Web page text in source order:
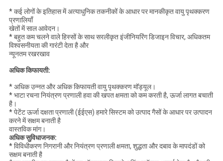
* कई लोगों के इतिहास में अत्याधुनिक तकनीकों के आधार पर मानकीकृत वायु पृथक्करण
प्रणालियाँ
खेतों में साल आवेदन।
* बहुत कम चलने वाले हिस्सों के साथ सरलीकृत इंजीनियरिंग डिजाइन विचार, अधिकतम
विश्वसनीयता की गारंटी देता है और
न्यूनतम रखरखाव
अधिक किफायती:
* अधिक उन्नत और अधिक किफायती वायु पृथक्करण मॉड्यूल।
* भाटा रचना नियंत्रण प्रणाली हवा की खपत क्षमता को कम करती है, ऊर्जा लागत बचाती
है।
* पेटेंट ऊर्जा दक्षता प्रणाली (ईईएस) हमारे सिस्टम को उत्पाद गैसों के आधार पर उत्पादन
करने में सक्षम बनाती है
वास्तविक मांग।
अधिक सुविधाजनक:
* विविधीकरण निगरानी और नियंत्रण प्रणाली क्षमता, शुद्धता और दबाव के मापदंडों को
सक्षम बनाती है